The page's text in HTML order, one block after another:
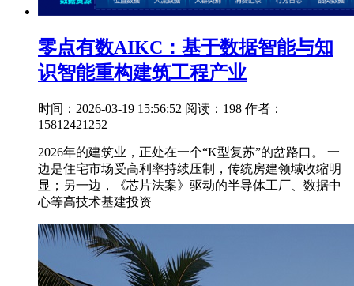
零点有数AIKC：基于数据智能与知
识智能重构建筑工程产业
时间：2026-03-19 15:56:52 阅读：198 作者：
15812421252
2026年的建筑业，正处在一个“K型复苏”的岔路口。 一
边是住宅市场受高利率持续压制，传统房建领域收缩明
显；另一边，《芯片法案》驱动的半导体工厂、数据中
心等高技术基建投资